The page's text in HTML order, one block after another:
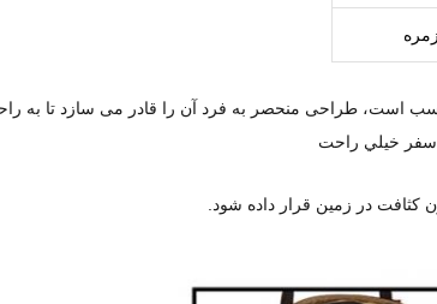
سفر خيلي راحت
کثافت در زمين قرار داده شود.